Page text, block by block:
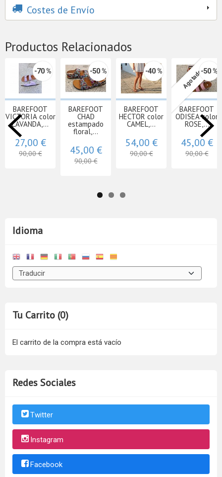
Idioma
Tu Carrito (0)
El carrito de la compra está vacío
Redes Sociales
Twitter
Instagram
Facebook
Costes de Envío
Productos Relacionados
-70 %
BAREFOOT
VICTORIA color
LAVANDA,...
27,00 €
90,00 €
-50 %
BAREFOOT
CHAD
estampado
floral,...
45,00 €
90,00 €
-40 %
BAREFOOT
HECTOR color
CAMEL,...
54,00 €
90,00 €
Agotado-50 %
BAREFOOT
ODISEA color
ROSE,...
45,00 €
90,00 €